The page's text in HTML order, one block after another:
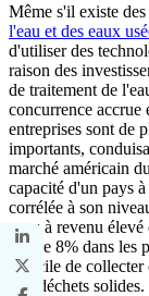
Même s'il existe
l'eau et des eaux
d'utiliser des
raison des
de traitement de
concurrence accrue
entreprises sont de
importants,
marché américain
capacité d'un pays
corrélée à son
pays à revenu
contre 8% dans les
difficile de
aux déchets solides.